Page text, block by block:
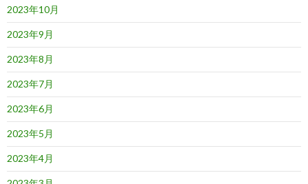
2023年10月
2023年9月
2023年8月
2023年7月
2023年6月
2023年5月
2023年4月